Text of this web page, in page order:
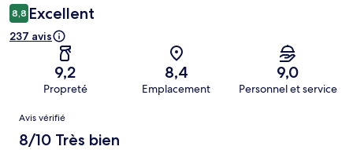
8,8 Excellent
237 avis
9,2
Propreté
8,4
Emplacement
9,0
Personnel et service
Avis
Avis vérifié
8/10 Très bien